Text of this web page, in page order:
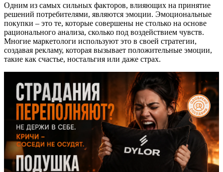
Одним из самых сильных факторов, влияющих на принятие
решений потребителями, являются эмоции. Эмоциональные
покупки – это те, которые совершены не столько на основе
рационального анализа, сколько под воздействием чувств.
Многие маркетологи используют это в своей стратегии,
создавая рекламу, которая вызывает положительные эмоции,
такие как счастье, ностальгия или даже страх.